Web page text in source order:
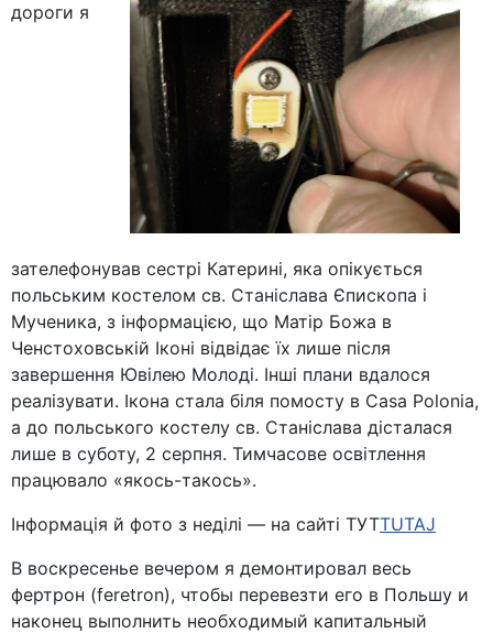
дороги я
зателефонував сестрі Катерині, яка опікується
польським костелом св. Станіслава Єпископа і
Мученика, з інформацією, що Матір Божа в
Ченстоховській Іконі відвідає їх лише після
завершення Ювілею Молоді. Інші плани вдалося
реалізувати. Ікона стала біля помосту в Casa Polonia,
а до польського костелу св. Станіслава дісталася
лише в суботу, 2 серпня. Тимчасове освітлення
працювало «якось-такось».
Інформація й фото з неділі — на сайті ТУТTUTAJ
В воскресенье вечером я демонтировал весь
фертрон (feretron), чтобы перевезти его в Польшу и
наконец выполнить необходимый капитальный